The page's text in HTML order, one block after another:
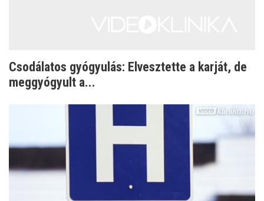
Csodálatos gyógyulás: Elvesztette a karját, de
meggyógyult a...